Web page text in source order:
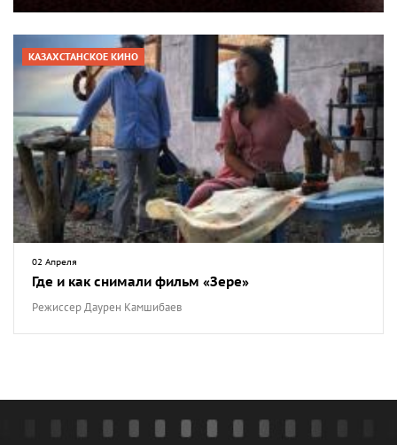
КАЗАХСТАНСКОЕ КИНО
02 Апреля
Где и как снимали фильм «Зере»
Режиссер Даурен Камшибаев